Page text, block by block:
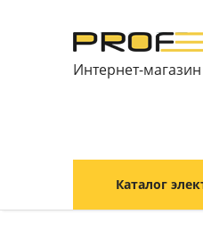
Интернет-
Каталог